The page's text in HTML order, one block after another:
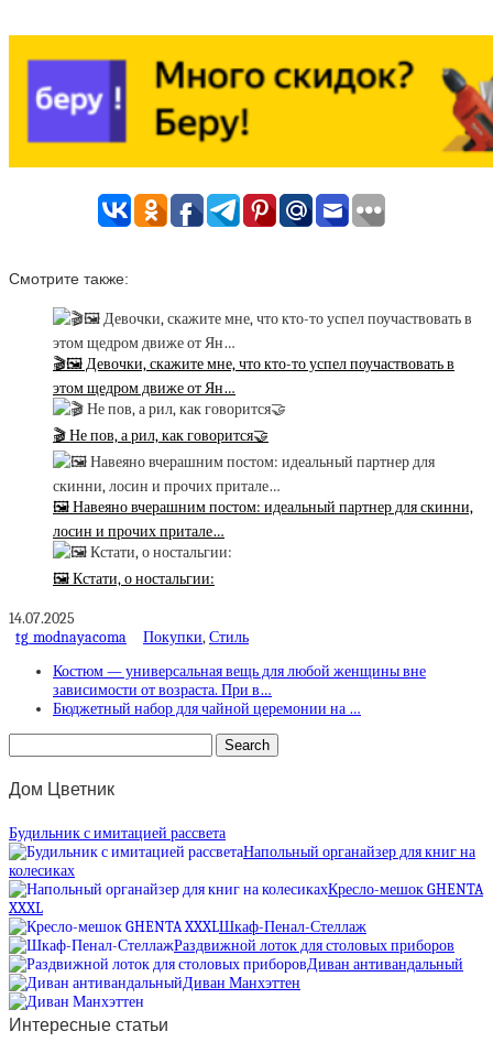
Смотрите также:
🎬🖼 Девочки, скажите мне, что кто-то успел поучаствовать в
этом щедром движе от Ян…
🎬 Не пов, а рил, как говорится🤝
🖼 Навеяно вчерашним постом: идеальный партнер для скинни,
лосин и прочих притале…
🖼 Кстати, о ностальгии:
14.07.2025
tg_modnayacoma
Покупки,Стиль
Костюм — универсальная вещь для любой женщины вне
зависимости от возраста. При в…
Бюджетный набор для чайной церемонии на …
Дом Цветник
Будильник с имитацией рассвета
Напольный органайзер для книг на
колесиках
Кресло-мешок GHENTA
XXXL
Шкаф-Пенал-Стеллаж
Раздвижной лоток для столовых приборов
Диван антивандальный
Диван Манхэттен
Интересные статьи